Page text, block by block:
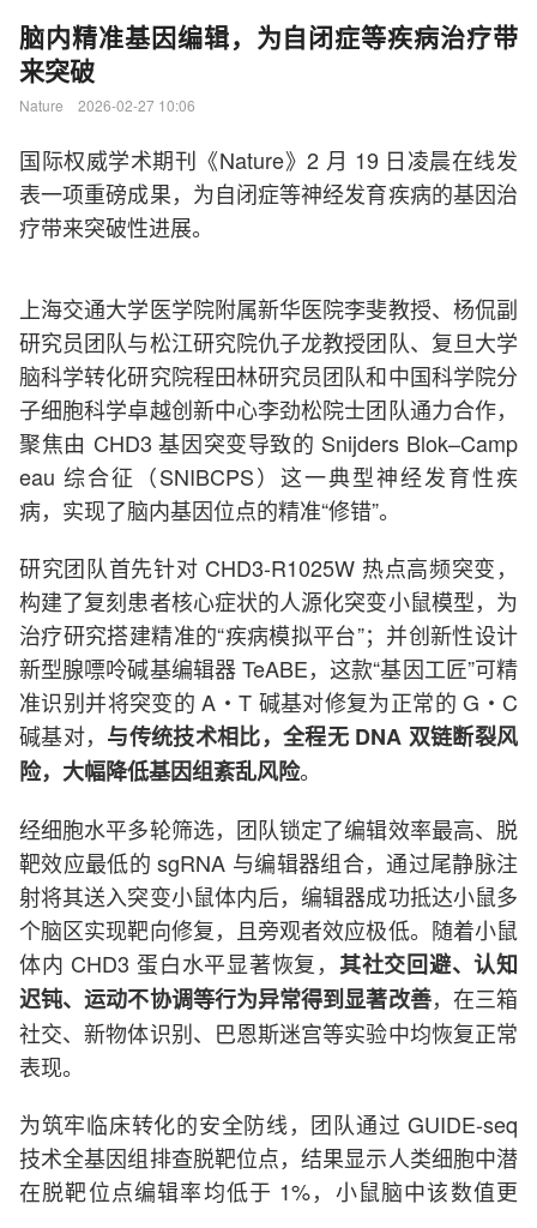
脑内精准基因编辑，为自闭症等疾病治疗带
来突破
Nature 2026-02-27 10:06
国际权威学术期刊《Nature》2 月 19 日凌晨在线发
表一项重磅成果，为自闭症等神经发育疾病的基因治
疗带来突破性进展。
上海交通大学医学院附属新华医院李斐教授、杨侃副
研究员团队与松江研究院仇子龙教授团队、复旦大学
脑科学转化研究院程田林研究员团队和中国科学院分
子细胞科学卓越创新中心李劲松院士团队通力合作，
聚焦由 CHD3 基因突变导致的 Snijders Blok–Camp
eau 综合征（SNIBCPS）这一典型神经发育性疾
病，实现了脑内基因位点的精准“修错”。
研究团队首先针对 CHD3-R1025W 热点高频突变，
构建了复刻患者核心症状的人源化突变小鼠模型，为
治疗研究搭建精准的“疾病模拟平台”；并创新性设计
新型腺嘌呤碱基编辑器 TeABE，这款“基因工匠”可精
准识别并将突变的 A・T 碱基对修复为正常的 G・C
碱基对， 与传统技术相比，全程无 DNA 双链断裂风
险，大幅降低基因组紊乱风险。
经细胞水平多轮筛选，团队锁定了编辑效率最高、脱
靶效应最低的 sgRNA 与编辑器组合，通过尾静脉注
射将其送入突变小鼠体内后，编辑器成功抵达小鼠多
个脑区实现靶向修复，且旁观者效应极低。随着小鼠
体内 CHD3 蛋白水平显著恢复， 其社交回避、认知
迟钝、运动不协调等行为异常得到显著改善，在三箱
社交、新物体识别、巴恩斯迷宫等实验中均恢复正常
表现。
为筑牢临床转化的安全防线，团队通过 GUIDE-seq
技术全基因组排查脱靶位点，结果显示人类细胞中潜
在脱靶位点编辑率均低于 1%，小鼠脑中该数值更